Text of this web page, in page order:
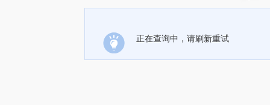
正在查询中，请刷新重试